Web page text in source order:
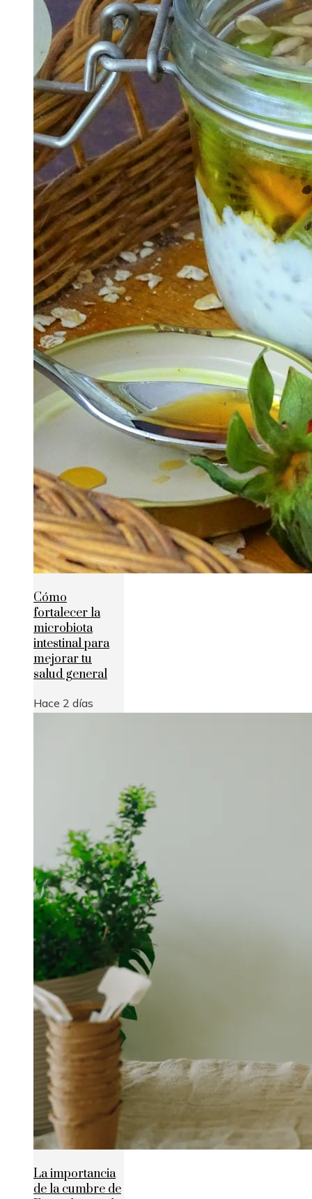
Cómo
fortalecer la
microbiota
intestinal para
mejorar tu
salud general
Hace 2 días
La importancia
de la cumbre de